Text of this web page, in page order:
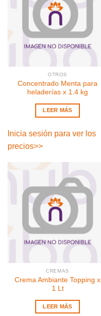
OTROS
Concentrado Menta para
heladerías x 1.4 kg
LEER MÁS
Inicia sesión para ver los
precios>>
CREMAS
Crema Ambiante Topping x
1 Lt
LEER MÁS